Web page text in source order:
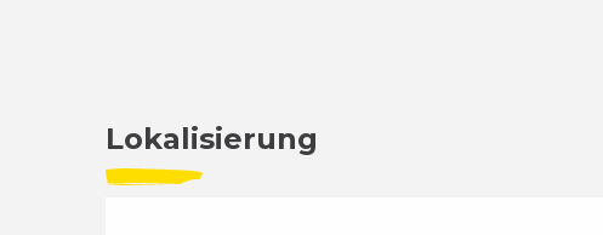
Lokalisierung